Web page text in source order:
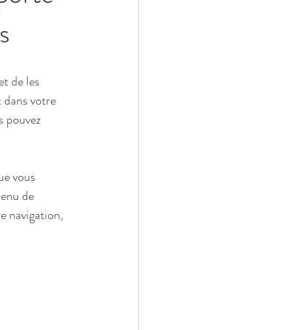
de les
votre
pouvez
vous
de
navigation,